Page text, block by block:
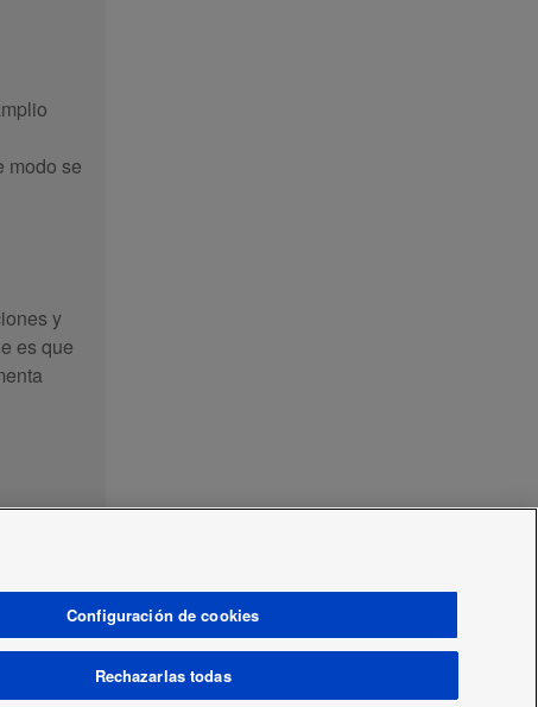
modo se
y
es que
Configuración de cookies
Rechazarlas todas